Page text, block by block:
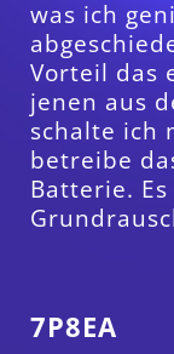
was ich
Vorteil das
jenen aus
schalte ich
betreibe
Batterie.
7P8EA